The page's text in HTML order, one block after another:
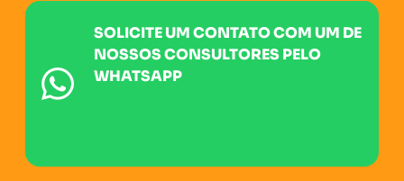
SOLICITE UM CONTATO COM UM DE
NOSSOS CONSULTORES PELO
WHATSAPP